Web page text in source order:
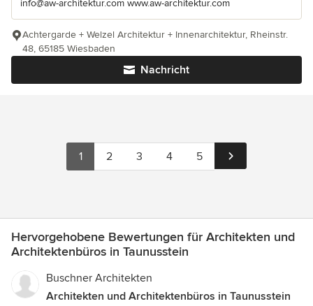
info@aw-architektur.com www.aw-architektur.com
Nachricht
Achtergarde + Welzel Architektur + Innenarchitektur, Rheinstr.
48, 65185 Wiesbaden
1 2 3 4 5
Hervorgehobene Bewertungen für Architekten und
Architektenbüros in Taunusstein
Buschner Architekten
Architekten und Architektenbüros in Taunusstein